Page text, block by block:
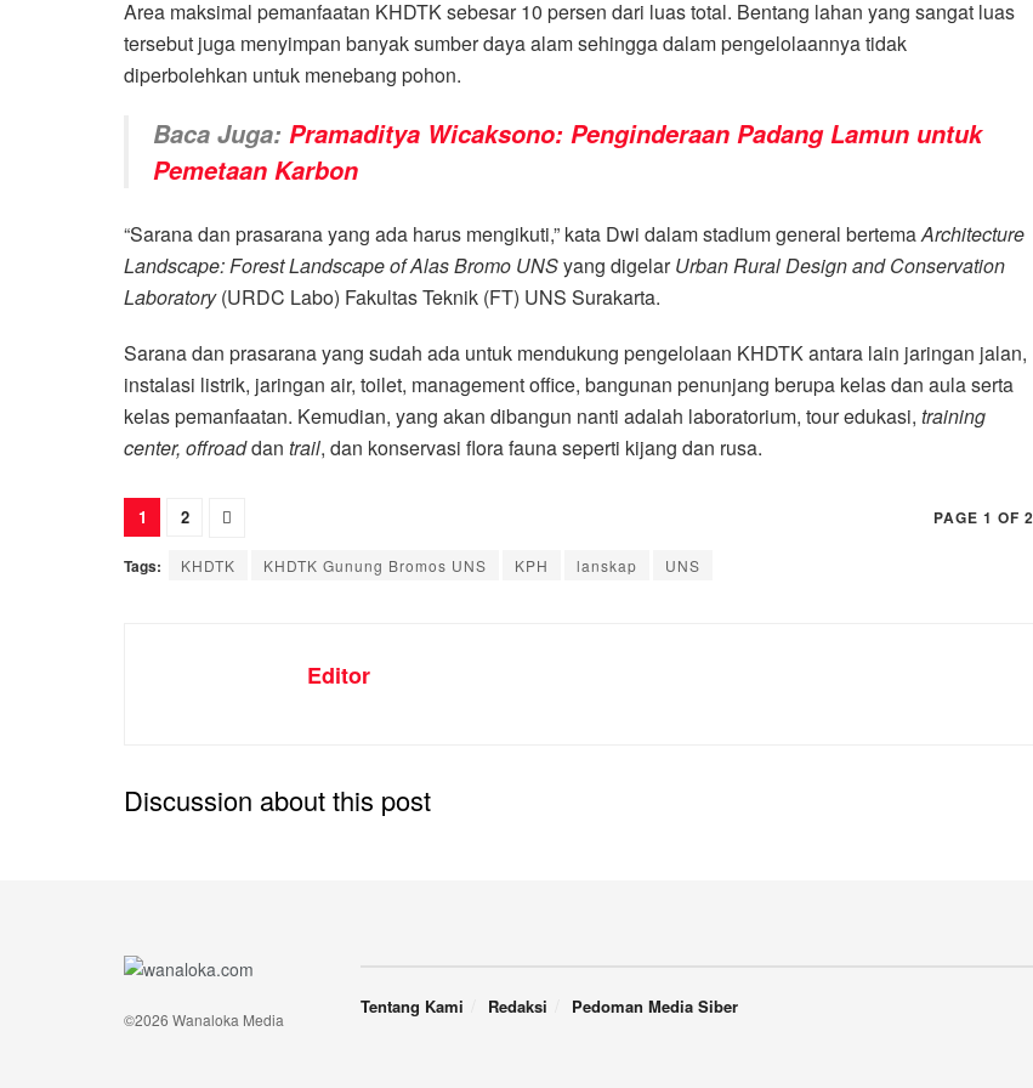
Area maksimal pemanfaatan KHDTK sebesar 10 persen dari luas total. Bentang lahan yang sangat luas
tersebut juga menyimpan banyak sumber daya alam sehingga dalam pengelolaannya tidak
diperbolehkan untuk menebang pohon.
Baca Juga: Pramaditya Wicaksono: Penginderaan Padang Lamun untuk
Pemetaan Karbon
“Sarana dan prasarana yang ada harus mengikuti,” kata Dwi dalam stadium general bertemaArchitecture
Landscape: Forest Landscape of Alas Bromo UNSyang digelarUrban Rural Design and Conservation
Laboratory(URDC Labo) Fakultas Teknik (FT) UNS Surakarta.
Sarana dan prasarana yang sudah ada untuk mendukung pengelolaan KHDTK antara lain jaringan jalan,
instalasi listrik, jaringan air, toilet, management office, bangunan penunjang berupa kelas dan aula serta
kelas pemanfaatan. Kemudian, yang akan dibangun nanti adalah laboratorium, tour edukasi, training
center, offroaddan trail, dan konservasi flora fauna seperti kijang dan rusa.
PAGE 1 OF 2
1 2
Tags: KHDTK KHDTK Gunung Bromos UNS KPH lanskap UNS
Editor
Discussion about this post
©2026 Wanaloka Media
Tentang Kami Redaksi Pedoman Media Siber